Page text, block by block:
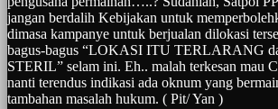
jangan berdalih Kebijakan untuk
dimasa kampanye untuk berjualan dilokasi
bagus-bagus “LOKASI ITU TERLARANG
STERIL” selam ini. Eh.. malah terkesan mau
nanti terendus indikasi ada oknum yang
tambahan masalah hukum. ( Pit/ Yan )